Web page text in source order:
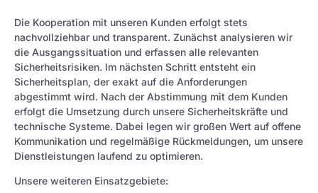
Die Kooperation mit unseren Kunden erfolgt stets
nachvollziehbar und transparent. Zunächst analysieren wir
die Ausgangssituation und erfassen alle relevanten
Sicherheitsrisiken. Im nächsten Schritt entsteht ein
Sicherheitsplan, der exakt auf die Anforderungen
abgestimmt wird. Nach der Abstimmung mit dem Kunden
erfolgt die Umsetzung durch unsere Sicherheitskräfte und
technische Systeme. Dabei legen wir großen Wert auf offene
Kommunikation und regelmäßige Rückmeldungen, um unsere
Dienstleistungen laufend zu optimieren.
Unsere weiteren Einsatzgebiete: